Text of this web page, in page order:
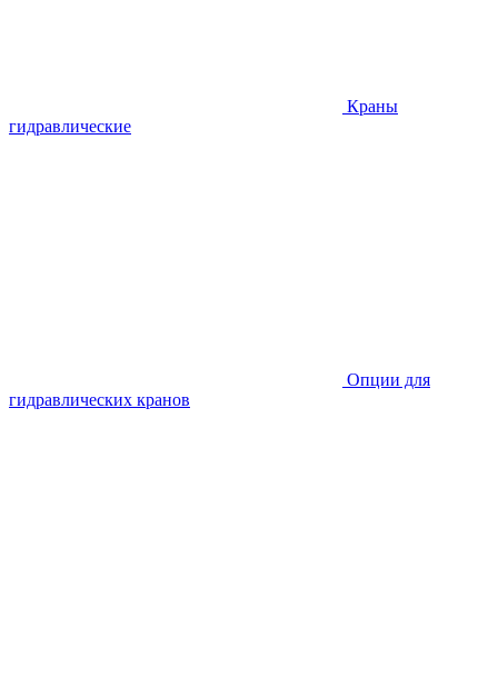
Краны
гидравлические
Опции для
гидравлических кранов